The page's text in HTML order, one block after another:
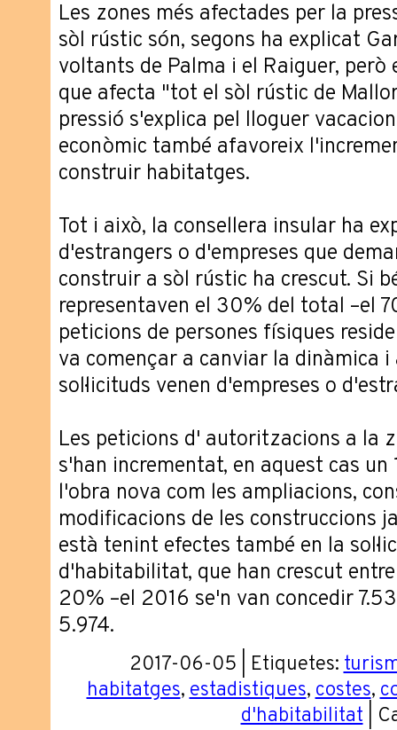
Les zones més afectades per la
sòl rústic són, segons ha explicat
voltants de Palma i el Raiguer,
que afecta "tot el sòl rústic de
pressió s'explica pel lloguer
econòmic també afavoreix
construir habitatges.
Tot i això, la consellera insular ha
d'estrangers o d'empreses que
construir a sòl rústic ha crescut. Si
representaven el 30% del total –el
peticions de persones físiques
va començar a canviar la dinàmica
sol·licituds venen d'empreses o
Les peticions d' autoritzacions a la
s'han incrementat, en aquest cas
l'obra nova com les ampliacions,
modificacions de les construccions
està tenint efectes també en la
d'habitabilitat, que han crescut
20% –el 2016 se'n van concedir
5.974.
2017-06-05 | Etiquetes:
habitatges,estadistiques,costes,
d'habitabilitat|